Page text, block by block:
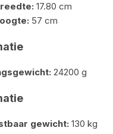
17.80 cm
57 cm
24200 g
gewicht: 130 kg